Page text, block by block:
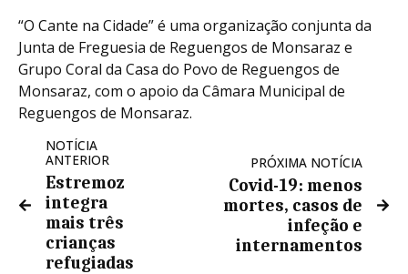
“O Cante na Cidade” é uma organização conjunta da
Junta de Freguesia de Reguengos de Monsaraz e
Grupo Coral da Casa do Povo de Reguengos de
Monsaraz, com o apoio da Câmara Municipal de
Reguengos de Monsaraz.
NOTÍCIA
ANTERIOR
Estremoz
integra
mais três
crianças
refugiadas
PRÓXIMA NOTÍCIA
Covid-19: menos
mortes, casos de
infeção e
internamentos